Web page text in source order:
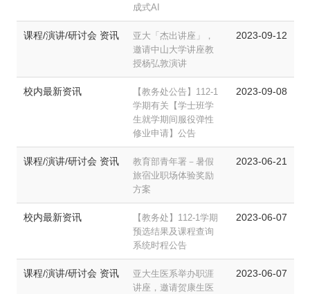
成式AI
课程/演讲/研讨会 资讯
亚大「杰出讲座」，
邀请中山大学讲座教
授杨弘敦演讲
2023-09-12
校内最新资讯
【教务处公告】112-1
学期有关【学士班学
生就学期间服役弹性
修业申请】公告
2023-09-08
课程/演讲/研讨会 资讯
教育部青年署－暑假
旅宿业职场体验奖励
方案
2023-06-21
校内最新资讯
【教务处】112-1学期
预选结果及课程查询
系统时程公告
2023-06-07
课程/演讲/研讨会 资讯
亚大生医系举办职涯
讲座，邀请贺康生医
2023-06-07